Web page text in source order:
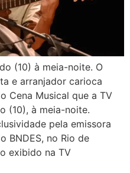
(10) à meia-noite. O
e arranjador carioca
Cena Musical que a TV
(10), à meia-noite.
pela emissora
BNDES, no Rio de
exibido na TV